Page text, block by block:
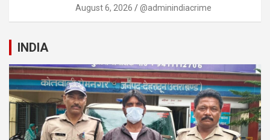
August 6, 2026 @adminindiacrime
INDIA